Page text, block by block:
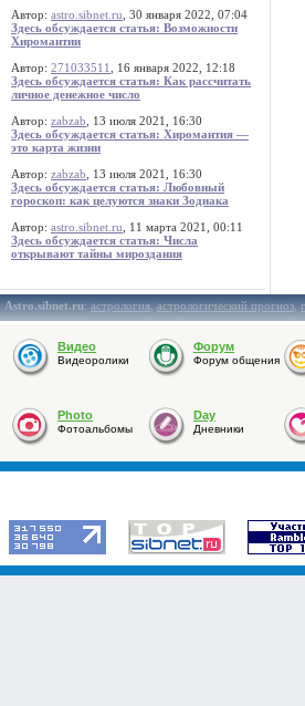
Автор: astro.sibnet.ru , 30 января 2022, 07:04
Здесь обсуждается статья: Возможности
Хиромантии
Автор: 271033511
, 16 января 2022, 12:18
Здесь обсуждается статья: Как рассчитать
личное денежное число
Автор: zabzab , 13 июля 2021, 16:30
Здесь обсуждается статья: Хиромантия —
это карта жизни
Автор: zabzab , 13 июля 2021, 16:30
Здесь обсуждается статья: Любовный
гороскоп: как целуются знаки Зодиака
Автор: astro.sibnet.ru , 11 марта 2021, 00:11
Здесь обсуждается статья: Числа
открывают тайны мироздания
Astro.sibnet.ru:астрология,астрологический прогноз,
Видео
Видеоролики
Форум
Форум общения
Photo
Фотоальбомы
Day
Дневники